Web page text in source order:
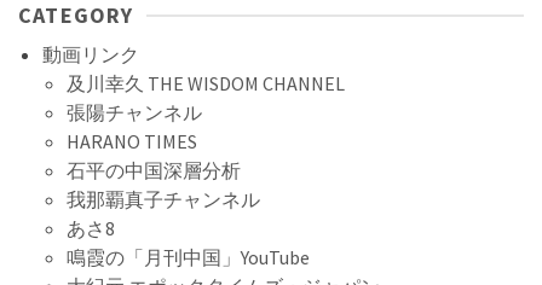
CATEGORY
動画リンク
及川幸久 THE WISDOM CHANNEL
張陽チャンネル
HARANO TIMES
石平の中国深層分析
我那覇真子チャンネル
あさ8
鳴霞の「月刊中国」YouTube